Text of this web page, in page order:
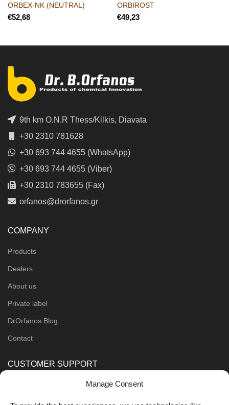
Manage Consent
ORBEX-NK (NEUTRAL)
€
ORBIROST
€
9th km O.N.R Thess/Kilkis, Diavata
+30 2310 781628
+30 693 744 4655 (WhatsApp)
+30 693 744 4655 (Viber)
+30 2310 783655 (Fax)
orfanos@drorfanos.gr
COMPANY
Products
Dealers
About us
Private label
DrOrfanos Blog
Contact
CUSTOMER SUPPORT
Shipping Methods